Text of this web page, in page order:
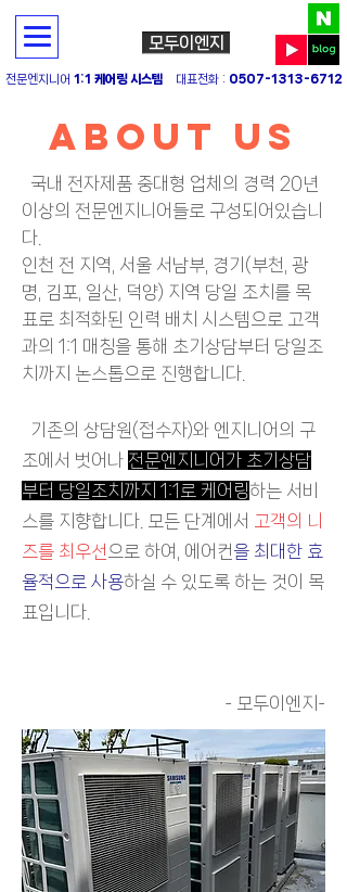
모두이엔지
전문엔지니어 1:1 케어링 시스템 대표전화 : 0507-1313-6712
about us
국내 전자제품 중대형 업체의 경력 20년
이상의 전문엔지니어들로 구성되어있습니
다.
​인천 전 지역, 서울 서남부, 경기(부천, 광
명, 김포, 일산, 덕양) 지역 당일 조치를 목
표로 최적화된 인력 배치 시스템으로 고객
과의 1:1 매칭을 통해 초기상담부터 당일조
치까지 논스톱으로 진행합니다.
기존의 상담원(접수자)와 엔지니어의 구
조에서 벗어나 전문엔지니어가 초기상담
부터 당일조치까지 1:1로 케어링하는 서비
스를 지향합니다. ​모든 단계에서 고객의 니
즈를 최우선 으로 하여, 에어컨을 최대한 효
율적으로 사용하실 수 있도록 하는 것이 목
표입니다.
- 모두이엔지-